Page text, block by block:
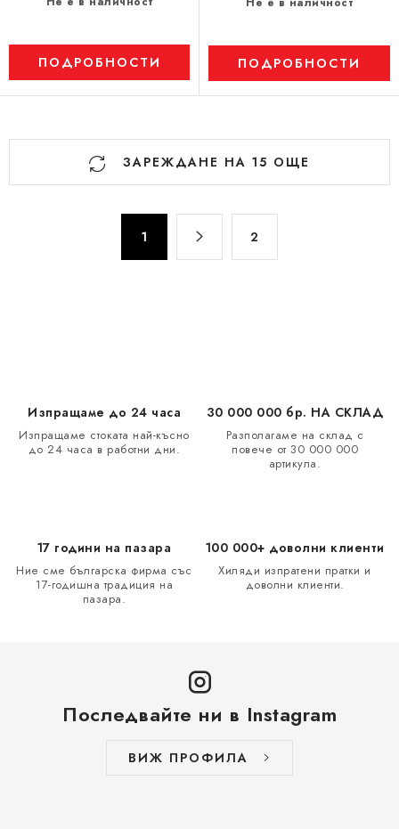
ПОДРОБНОСТИ ПОДРОБНОСТИ
К
м
а
ЗАРЕЖДАНЕ НА 15 ОЩЕ
1 2
Изпращаме до 24 часа
Изпращаме стоката най-късно
до 24 часа в работни дни.
30 000 000 бр. НА СКЛАД
Разполагаме на склад с
повече от 30 000 000
артикула.
17 години на пазара
Ние сме българска фирма със
17-годишна традиция на
пазара.
100 000+ доволни клиенти
Хиляди изпратени пратки и
доволни клиенти.
Последвайте ни в Instagram
ВИЖ ПРОФИЛА